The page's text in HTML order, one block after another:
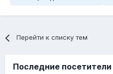
Перейти к списку тем
Последние посетители